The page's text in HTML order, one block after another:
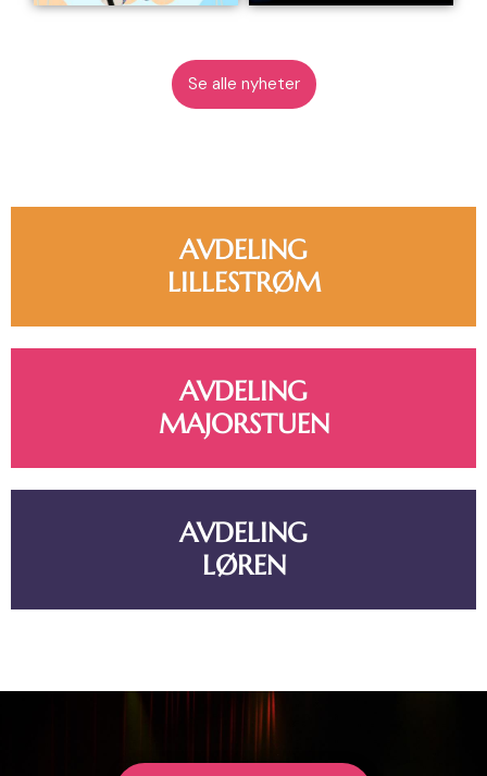
Se alle nyheter
AVDELING
LILLESTRØM
AVDELING
MAJORSTUEN
AVDELING
LØREN